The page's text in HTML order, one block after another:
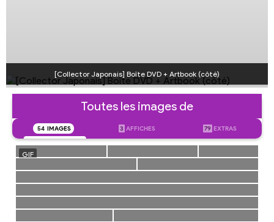
[Collector Japonais] Boîte DVD + Artbook (côté)
Toutes les images de
54 IMAGES 3 AFFICHES 79 EXTRAS